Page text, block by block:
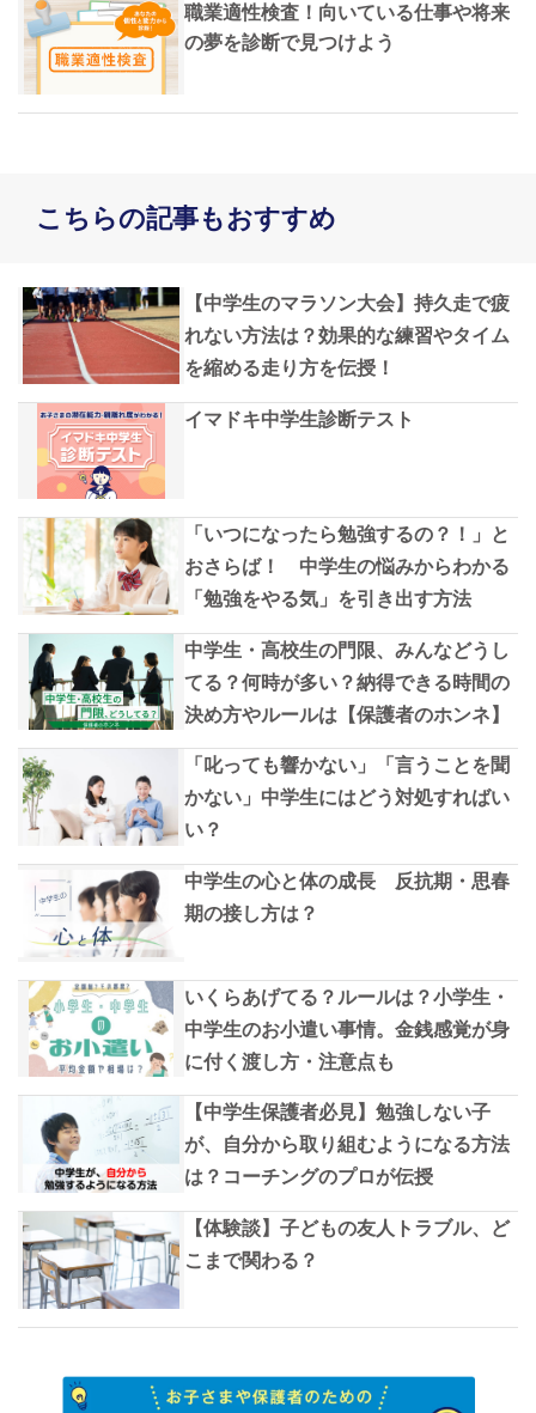
職業適性検査！向いている仕事や将来
の夢を診断で見つけよう
こちらの記事もおすすめ
【中学生のマラソン大会】持久走で疲
れない方法は？効果的な練習やタイム
を縮める走り方を伝授！
イマドキ中学生診断テスト
「いつになったら勉強するの？！」と
おさらば！ 中学生の悩みからわかる
「勉強をやる気」を引き出す方法
中学生・高校生の門限、みんなどうし
てる？何時が多い？納得できる時間の
決め方やルールは【保護者のホンネ】
「叱っても響かない」「言うことを聞
かない」中学生にはどう対処すればい
い？
中学生の心と体の成長 反抗期・思春
期の接し方は？
いくらあげてる？ルールは？小学生・
中学生のお小遣い事情。金銭感覚が身
に付く渡し方・注意点も
【中学生保護者必見】勉強しない子
が、自分から取り組むようになる方法
は？コーチングのプロが伝授
【体験談】子どもの友人トラブル、ど
こまで関わる？